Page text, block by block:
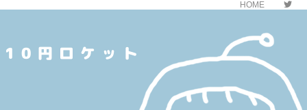
HOME
10円ロケット